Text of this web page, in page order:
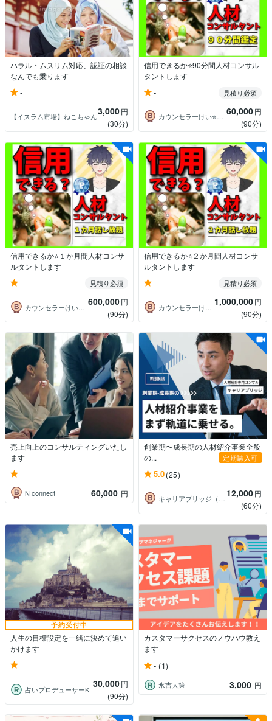
ハラル・ムスリム対応、認証の相談
なんでも乗ります
-
【イスラム市場】ねこちゃん3,000円
(30分)
信用できるか⭐️90分間人材コンサル
タントします
- 見積り必須
カウンセラーけい⭐️元自衛官×作家 60,000円
(90分)
信用できるか⭐️１か月間人材コンサ
ルタントします
- 見積り必須
カウンセラーけい⭐️元自衛官×作家 600,000円
(90分)
信用できるか⭐️２か月間人材コンサ
ルタントします
- 見積り必須
カウンセラーけい⭐️元自衛官×作家 1,000,000円
(90分)
売上向上のコンサルティングいたし
ます
-
N connect 60,000 円
創業期〜成長期の人材紹介事業全般
の...
定期購入可
5.0(25)
キャリアブリッジ（転職市場のリアル） 12,000円
(60分)
予約受付中
人生の目標設定を一緒に決めて追い
かけます
-
占いプロデューサーK 30,000円
(90分)
カスタマーサクセスのノウハウ教え
ます
- (1)
永吉大策 3,000 円